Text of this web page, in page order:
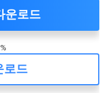
운로드
로드